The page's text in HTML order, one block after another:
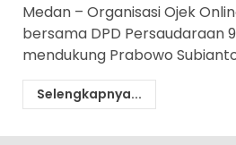
Medan – Organisasi Ojek
bersama DPD Persaudaraan
mendukung Prabowo
Selengkapnya...